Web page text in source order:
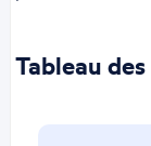
Tableau